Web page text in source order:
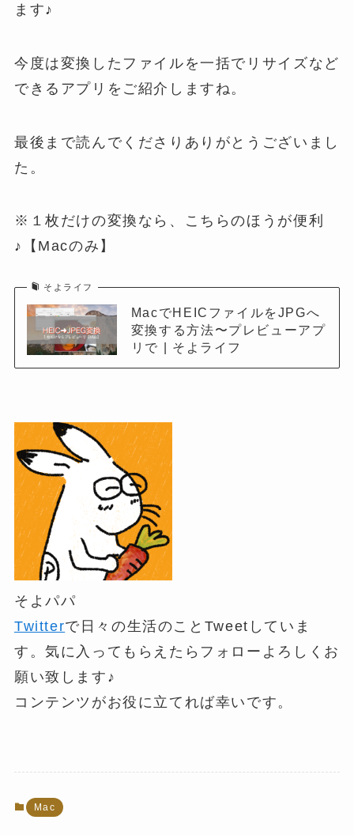
ます♪
今度は変換したファイルを一括でリサイズなど
できるアプリをご紹介しますね。
最後まで読んでくださりありがとうございまし
た。
※１枚だけの変換なら、こちらのほうが便利
♪【Macのみ】
そよライフ
MacでHEICファイルをJPGへ
変換する方法〜プレビューアプ
リで | そよライフ
そよパパ
Twitterで日々の生活のことTweetしていま
す。気に入ってもらえたらフォローよろしくお
願い致します♪
コンテンツがお役に立てれば幸いです。
Mac